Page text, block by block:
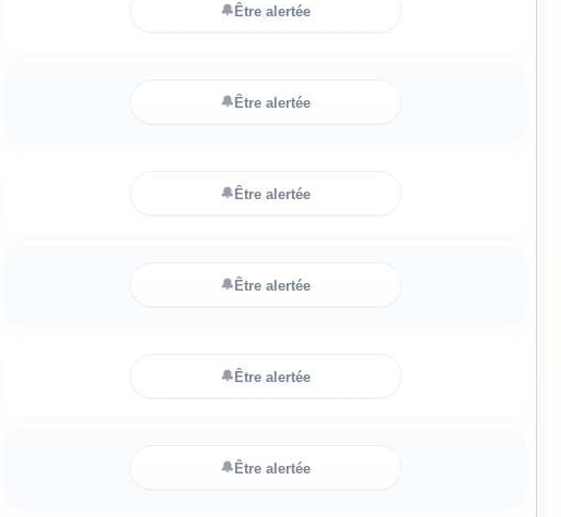
🔔Être alertée
🔔Être alertée
🔔Être alertée
🔔Être alertée
🔔Être alertée
🔔Être alertée